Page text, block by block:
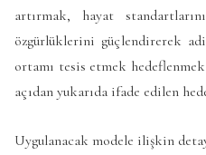
artırmak, hayat
özgürlüklerini güçlendirerek
ortamı tesis etmek
açıdan yukarıda ifade edilen
Uygulanacak modele ilişkin